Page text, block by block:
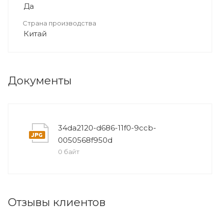
Да
Страна производства
Китай
Документы
34da2120-d686-11f0-9ccb-
0050568f950d
0 байт
Отзывы клиентов